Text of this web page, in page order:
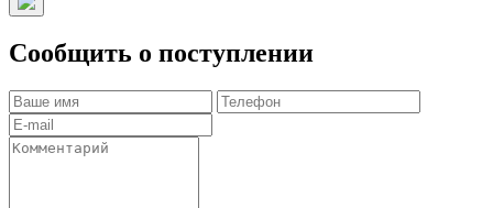
Сообщить о поступлении